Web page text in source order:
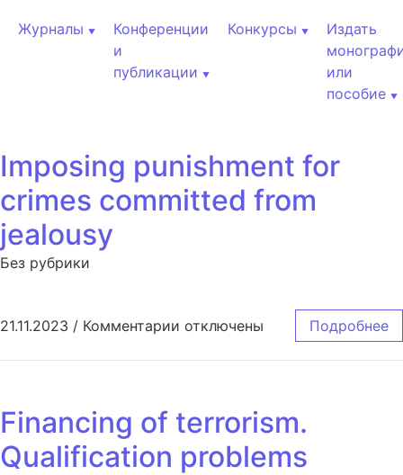
Журналы
Конференции
и
публикации
Конкурсы
Издать
или
пособие
Imposing punishment for
crimes committed from
jealousy
Без рубрики
21.11.2023 / Комментарии к записи Imposing
отключены Подробнее
Financing of terrorism.
Qualification problems